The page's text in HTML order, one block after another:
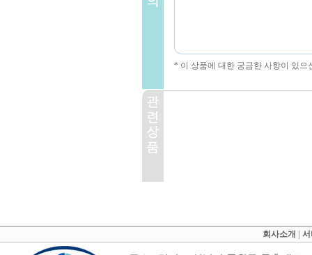
* 이 상품에 대한 궁금한 사항이 있
회사소개